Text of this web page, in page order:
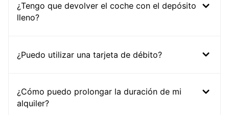
¿Tengo que devolver el coche con el depósito
lleno?
¿Puedo utilizar una tarjeta de débito?
¿Cómo puedo prolongar la duración de mi
alquiler?